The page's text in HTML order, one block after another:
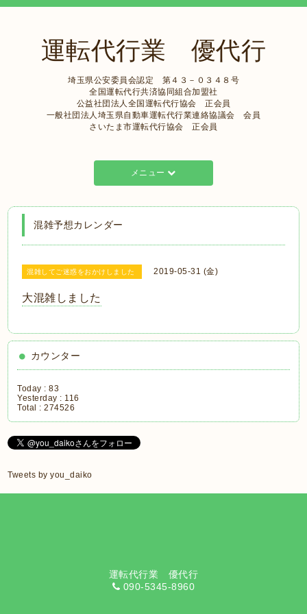
運転代行業 優代行
埼玉県公安委員会認定 第４３－０３４８号
全国運転代行共済協同組合加盟社
公益社団法人全国運転代行協会 正会員
一般社団法人埼玉県自動車運転代行業連絡協議会 会員
さいたま市運転代行協会 正会員
メニュー
混雑予想カレンダー
混雑してご迷惑をおかけしました 2019-05-31 (金)
大混雑しました
カウンター
Today :83
Yesterday : 116
Total :274526
Tweets by you_daiko
運転代行業 優代行
090-5345-8960